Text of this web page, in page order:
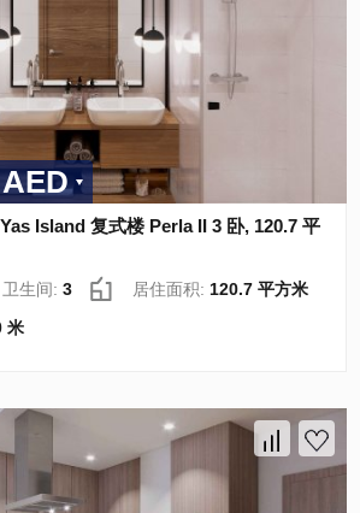
Island 复式楼 Perla II 3 卧, 120.7 平
卫生间:3 居住面积:120.7 平方米
米